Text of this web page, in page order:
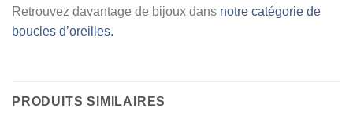
Retrouvez davantage de bijoux dans notre catégorie de
boucles d’oreilles.
PRODUITS SIMILAIRES